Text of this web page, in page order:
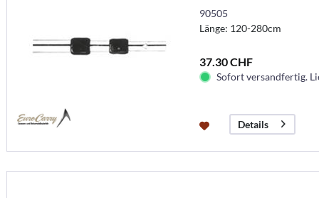
90505
Länge: 120-280cm
37.30 CHF
Sofort versandfertig.
Details